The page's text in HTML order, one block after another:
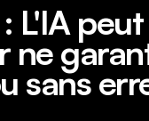
L'IA
ne
sans